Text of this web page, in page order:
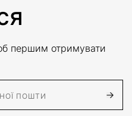
першим отримувати